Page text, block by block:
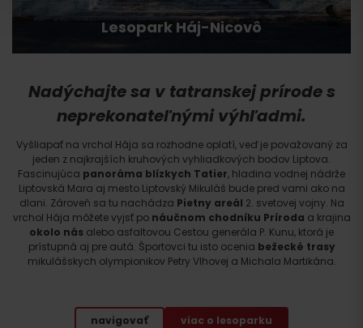
Lesopark Háj-Nicovô
Nadýchajte sa v tatranskej prírode s
neprekonateľnými výhľadmi.
Vyšliapať na vrchol Hája sa rozhodne oplatí, veď je považovaný za
jeden z najkrajších kruhových vyhliadkových bodov Liptova.
Fascinujúca panoráma blízkych Tatier, hladina vodnej nádrže
Liptovská Mara aj mesto Liptovský Mikuláš bude pred vami ako na
dlani. Zároveň sa tu nachádza Pietny areál 2. svetovej vojny. Na
vrchol Hája môžete vyjsť po náučnom chodníku Príroda a krajina
okolo nás alebo asfaltovou Cestou generála P. Kunu, ktorá je
prístupná aj pre autá. Športovci tu isto ocenia bežecké trasy
mikulášskych olympionikov Petry Vlhovej a Michala Martikána.
navigovať viac o lesoparku